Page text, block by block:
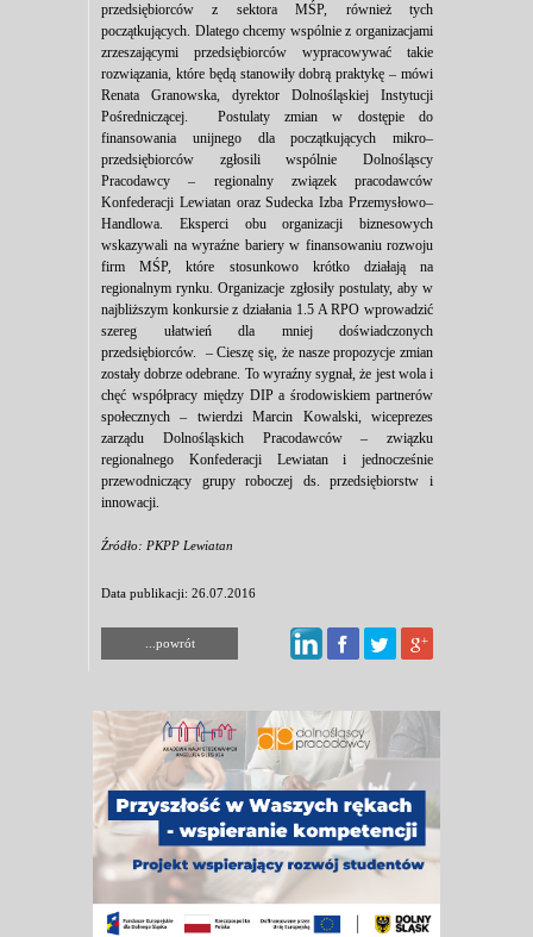
przedsiębiorców z sektora MŚP, również tych
początkujących. Dlatego chcemy wspólnie z organizacjami
zrzeszającymi przedsiębiorców wypracowywać takie
rozwiązania, które będą stanowiły dobrą praktykę – mówi
Renata Granowska, dyrektor Dolnośląskiej Instytucji
Pośredniczącej. Postulaty zmian w dostępie do
finansowania unijnego dla początkujących mikro–
przedsiębiorców zgłosili wspólnie Dolnośląscy
Pracodawcy – regionalny związek pracodawców
Konfederacji Lewiatan oraz Sudecka Izba Przemysłowo–
Handlowa. Eksperci obu organizacji biznesowych
wskazywali na wyraźne bariery w finansowaniu rozwoju
firm MŚP, które stosunkowo krótko działają na
regionalnym rynku. Organizacje zgłosiły postulaty, aby w
najbliższym konkursie z działania 1.5 A RPO wprowadzić
szereg ułatwień dla mniej doświadczonych
przedsiębiorców. – Cieszę się, że nasze propozycje zmian
zostały dobrze odebrane. To wyraźny sygnał, że jest wola i
chęć współpracy między DIP a środowiskiem partnerów
społecznych – twierdzi Marcin Kowalski, wiceprezes
zarządu Dolnośląskich Pracodawców – związku
regionalnego Konfederacji Lewiatan i jednocześnie
przewodniczący grupy roboczej ds. przedsiębiorstw i
innowacji.
Źródło: PKPP Lewiatan
Data publikacji: 26.07.2016
...powrót